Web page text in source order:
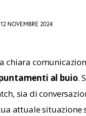
12 NOVEMBRE 2024
chiara
al buio.
sia di
attuale situazione